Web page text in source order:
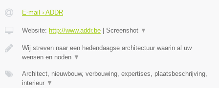
E-mail › ADDR
Website: http://www.addr.be Screenshot ▼
Wij streven naar een hedendaagse architectuur waarin al uw
wensen en noden ▼
Architect, nieuwbouw, verbouwing, expertises, plaatsbeschrijving,
interieur ▼